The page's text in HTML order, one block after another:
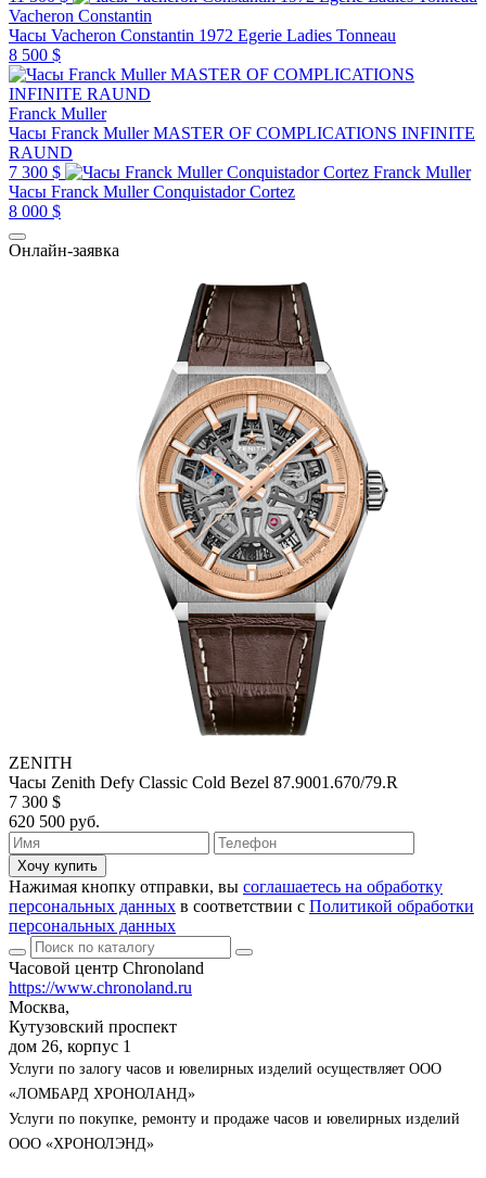
Vacheron Constantin
Часы Vacheron Constantin 1972 Egerie Ladies Tonneau
8 500 $
Franck Muller
Часы Franck Muller MASTER OF COMPLICATIONS INFINITE
RAUND
7 300 $
Franck Muller
Часы Franck Muller Conquistador Cortez
8 000 $
Онлайн-заявка
ZENITH
Часы Zenith Defy Classic Cold Bezel 87.9001.670/79.R
7 300 $
620 500 руб.
Хочу купить
Нажимая кнопку отправки, вы соглашаетесь на обработку
персональных данных в соответствии с Политикой обработки
персональных данных
Часовой центр Chronoland
https://www.chronoland.ru
Москва,
Кутузовский проспект
дом 26, корпус 1
Услуги по залогу часов и ювелирных изделий осуществляет ООО
«ЛОМБАРД ХРОНОЛАНД»
Услуги по покупке, ремонту и продаже часов и ювелирных изделий
ООО «ХРОНОЛЭНД»